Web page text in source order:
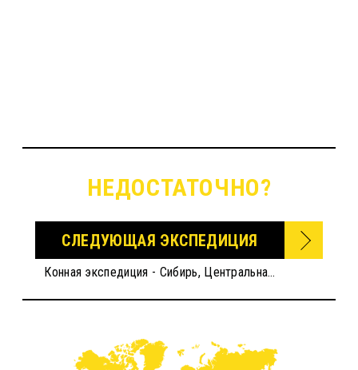
НЕДОСТАТОЧНО?
СЛЕДУЮЩАЯ ЭКСПЕДИЦИЯ
Конная экспедиция - Сибирь, Центральная Азия